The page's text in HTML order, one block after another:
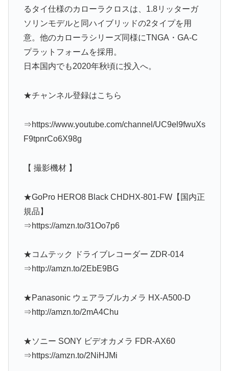
るタイ仕様のカローラクロスは、1.8リッターガ
ソリンモデルと同ハイブリッドの2タイプを用
意。他のカローラシリーズ同様にTNGA・GA-C
プラットフォームを採用。
日本国内でも2020年秋頃に投入へ。
★チャンネル登録はこちら
⇒https://www.youtube.com/channel/UC9el9fwuXs
F9tpnrCo6X98g
【 撮影機材 】
★GoPro HERO8 Black CHDHX-801-FW【国内正
規品】
⇒https://amzn.to/31Oo7p6
★コムテック ドライブレコーダー ZDR-014
⇒http://amzn.to/2EbE9BG
★Panasonic ウェアラブルカメラ HX-A500-D
⇒http://amzn.to/2mA4Chu
★ソニー SONY ビデオカメラ FDR-AX60
⇒https://amzn.to/2NiHJMi